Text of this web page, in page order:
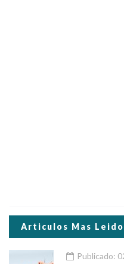
Articulos Mas
Publicado: